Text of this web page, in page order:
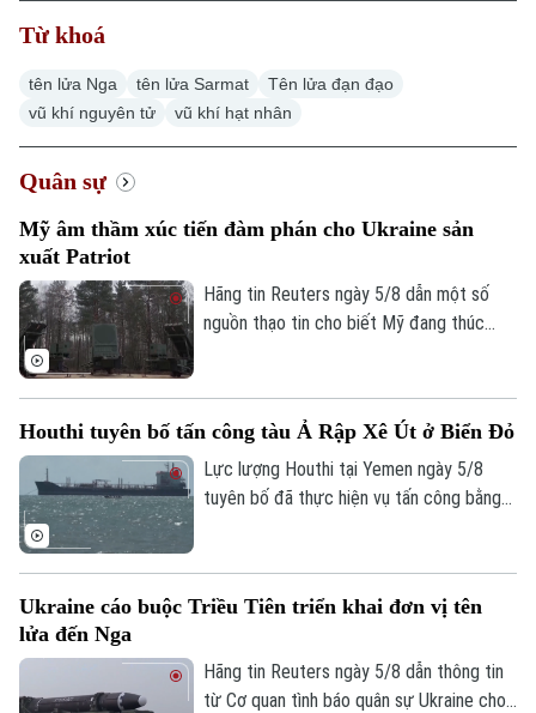
Từ khoá
tên lửa Nga tên lửa Sarmat
Tên lửa đạn đạo
vũ khí nguyên tử
vũ khí hạt nhân
Quân sự
Mỹ âm thầm xúc tiến đàm phán cho Ukraine sản
xuất Patriot
Hãng tin Reuters ngày 5/8 dẫn một số
nguồn thạo tin cho biết Mỹ đang thúc
hụt loại vũ khí quan trọng này để đối phó
các cuộc tập kích của Nga.
Houthi tuyên bố tấn công tàu Ả Rập Xê Út ở Biển Đỏ
Lực lượng Houthi tại Yemen ngày 5/8
tuyên bố đã thực hiện vụ tấn công bằng
phong tỏa hàng hải mà nhóm này đang
đồng quốc tế.
Ukraine cáo buộc Triều Tiên triển khai đơn vị tên
lửa đến Nga
Hãng tin Reuters ngày 5/8 dẫn thông tin
từ Cơ quan tình báo quân sự Ukraine cho